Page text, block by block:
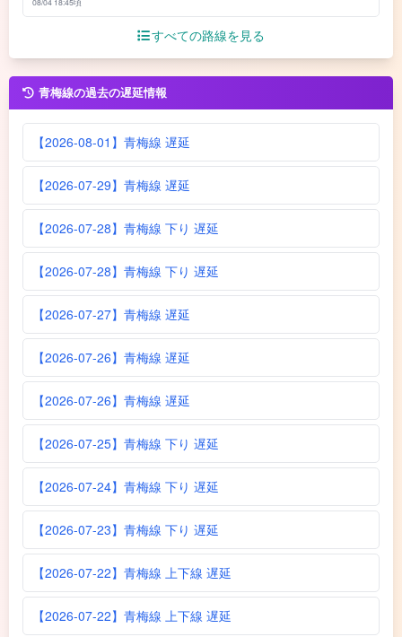
すべての路線を見る
青梅線の過去の遅延情報
【2026-08-01】青梅線 遅延
【2026-07-29】青梅線 遅延
【2026-07-28】青梅線 下り 遅延
【2026-07-28】青梅線 下り 遅延
【2026-07-27】青梅線 遅延
【2026-07-26】青梅線 遅延
【2026-07-26】青梅線 遅延
【2026-07-25】青梅線 下り 遅延
【2026-07-24】青梅線 下り 遅延
【2026-07-23】青梅線 下り 遅延
【2026-07-22】青梅線 上下線 遅延
【2026-07-22】青梅線 上下線 遅延